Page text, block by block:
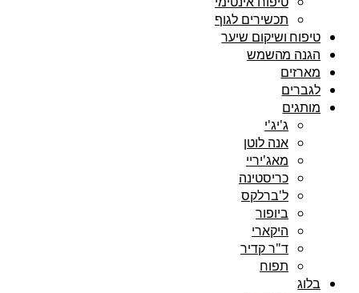
תכשירים לגוף
טיפוח ושיקום שיער
הגנה מהשמש
מארזים
לגברים
מותגים
ג'יג'י
אנה לוטן
מאג'יריי
כריסטינה
ל'ברלקס
ביופור
היקארי
ד"ר קדיר
תפוח
בלוג